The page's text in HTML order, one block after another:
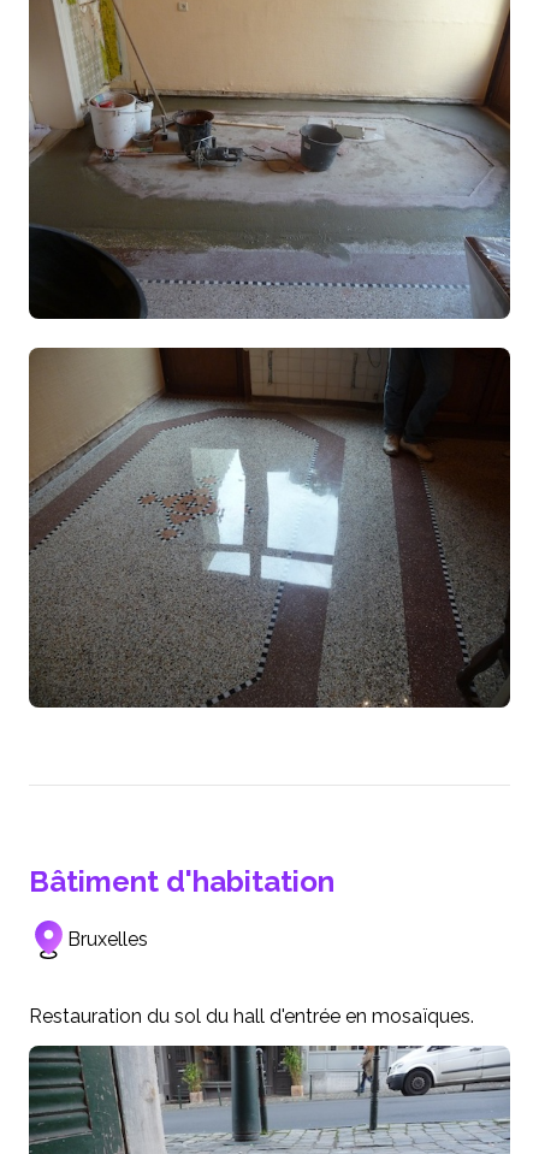
Bâtiment d'habitation
Bruxelles
Restauration du sol du hall d'entrée en mosaïques.